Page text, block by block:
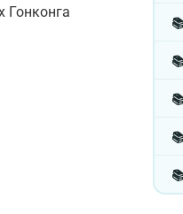
Гонконга